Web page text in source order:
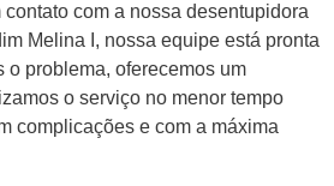
com a nossa desentupidora
Melina I, nossa equipe está pronta
o problema, oferecemos um
o serviço no menor tempo
complicações e com a máxima